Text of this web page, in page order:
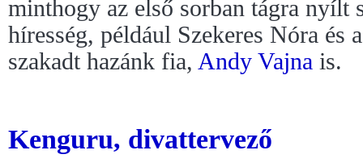
minthogy az első sorban tágra nyílt
híresség, például Szekeres Nóra és
szakadt hazánk fia, Andy Vajna is.
Kenguru, divattervező